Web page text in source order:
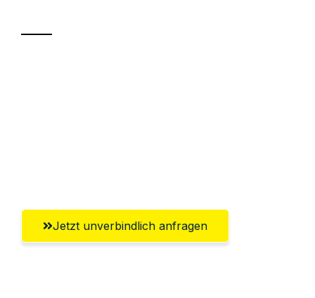
Jetzt unverbindlich anfragen